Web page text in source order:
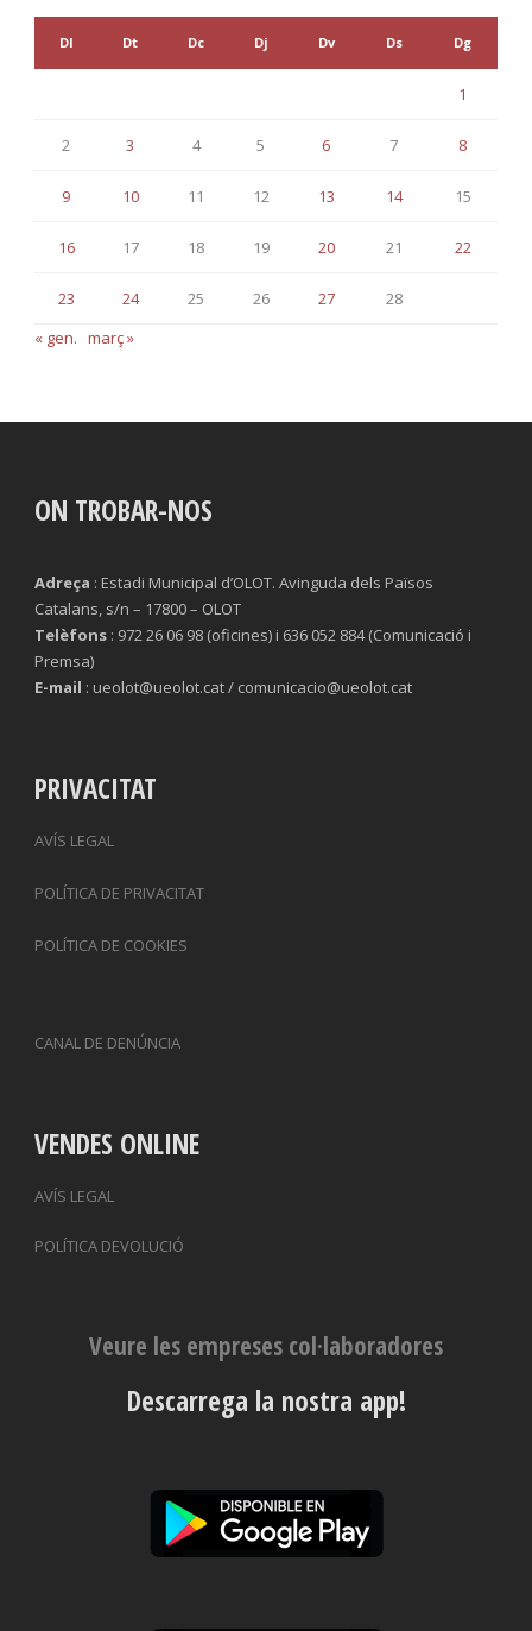
Dl Dt Dc Dj Dv Ds Dg
1
2 3 4 5 6 7 8
9 10 11 12 13 14 15
16 17 18 19 20 21 22
23 24 25 26 27
28
« gen. març »
ON TROBAR-NOS
Adreça : Estadi Municipal d’OLOT. Avinguda dels Països
Catalans, s/n – 17800 – OLOT
Telèfons : 972 26 06 98 (oficines) i 636 052 884 (Comunicació i
Premsa)
E-mail : ueolot@ueolot.cat / comunicacio@ueolot.cat
PRIVACITAT
AVÍS LEGAL
POLÍTICA DE PRIVACITAT
POLÍTICA DE COOKIES
CANAL DE DENÚNCIA
VENDES ONLINE
AVÍS LEGAL
POLÍTICA DEVOLUCIÓ
Veure les empreses col·laboradores
Descarrega la nostra app!